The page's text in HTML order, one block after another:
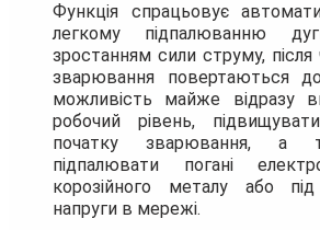
Функція спрацьовує
легкому підпалюванню
зростанням сили струму,
зварювання повертаються
можливість майже відразу
робочий рівень,
початку зварювання, а
підпалювати погані
корозійного металу або
напруги в мережі.